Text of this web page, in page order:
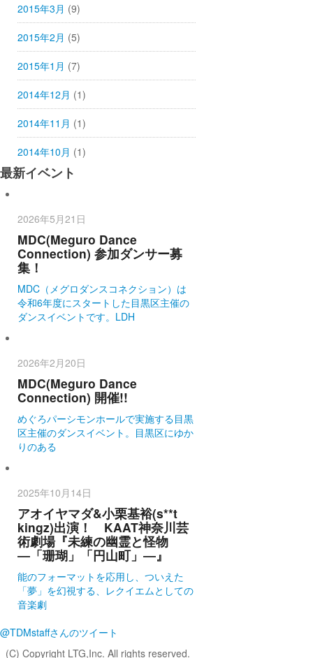
2015年3月 (9)
2015年2月 (5)
2015年1月 (7)
2014年12月 (1)
2014年11月 (1)
2014年10月 (1)
最新イベント
2026年5月21日
MDC(Meguro Dance
Connection) 参加ダンサー募
集！
MDC（メグロダンスコネクション）は
令和6年度にスタートした目黒区主催の
ダンスイベントです。LDH
2026年2月20日
MDC(Meguro Dance
Connection) 開催!!
めぐろパーシモンホールで実施する目黒
区主催のダンスイベント。目黒区にゆか
りのある
2025年10月14日
アオイヤマダ&小栗基裕(s**t
kingz)出演！ KAAT神奈川芸
術劇場『未練の幽霊と怪物
―「珊瑚」「円山町」―』
能のフォーマットを応用し、ついえた
「夢」を幻視する、レクイエムとしての
音楽劇
@TDMstaffさんのツイート
(C) Copyright LTG,Inc. All rights reserved.